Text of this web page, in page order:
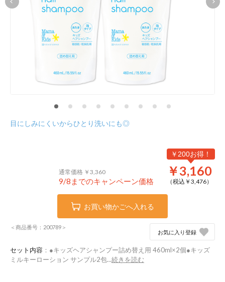
目にしみにくいからひとり洗いにも◎
通常価格 ￥3,360
9/8までのキャンペーン価格
￥200お得！
￥3,160
（税込￥ 3,476）
お買い物かごへ入れる
＜商品番号：200789＞
お気に入り登録
セット内容 ：●キッズヘアシャンプー詰め替え用 460ml×2個●キッズ
ミルキーローション サンプル2包...続きを読む